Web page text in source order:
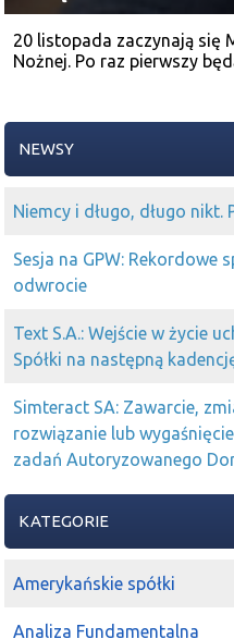
20 listopada zaczynają się
Nożnej. Po raz pierwszy
NEWSY
Niemcy i długo, długo
Sesja na GPW: Rekordowe
odwrocie
Text S.A.: Wejście w życie
Spółki na następną
Simteract SA: Zawarcie,
rozwiązanie lub
zadań Autoryzowanego
KATEGORIE
Amerykańskie spółki
Analiza Fundamentalna